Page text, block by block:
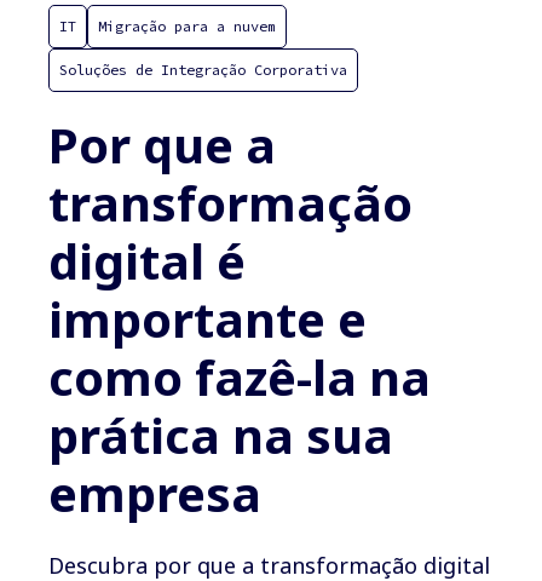
IT Migração para a nuvem
Soluções de Integração Corporativa
Por que a
transformação
digital é
importante e
como fazê-la na
prática na sua
empresa
Descubra por que a transformação digital